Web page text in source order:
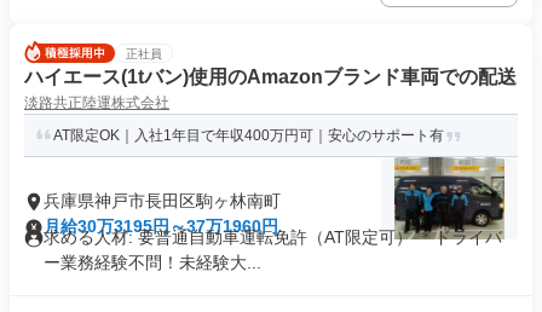
正社員
ハイエース(1tバン)使用のAmazonブランド車両での配送
淡路共正陸運株式会社
AT限定OK｜入社1年目で年収400万円可｜安心のサポート有
兵庫県神戸市長田区駒ヶ林南町
月給30万3195円～37万1960円
求める人材: 要普通自動車運転免許（AT限定可） ＊ドライバ
ー業務経験不問！未経験大...